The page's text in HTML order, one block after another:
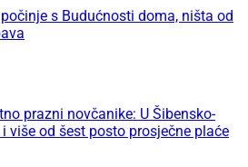
s Budućnosti doma, ništa od
prazni novčanike: U Šibensko-
više od šest posto prosječne plaće